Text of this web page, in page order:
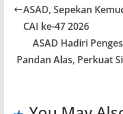
ASAD, Sepekan
CAI ke-47 2026
ASAD Hadiri
Pandan Alas, Perkuat